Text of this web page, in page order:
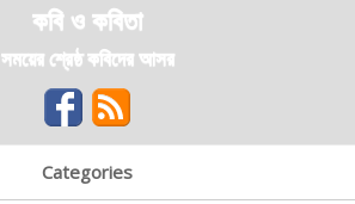
কবি ও কবিতা
সময়ের শ্রেষ্ঠ কবিদের আসর
Categories